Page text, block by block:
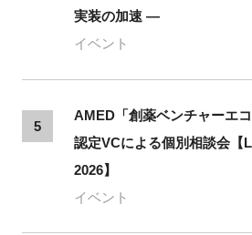
実装の加速 ―
イベント
5
AMED「創薬ベンチャーエ
認定VCによる個別相談会【
2026】
イベント